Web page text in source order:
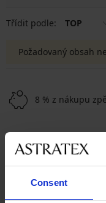
Consent
Třídit podle: TOP
Požadovaný obsah
8 % z nákupu
Výhodné poštovné